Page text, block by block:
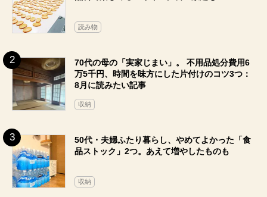
読み物
70代の母の「実家じまい」。 不用品処分費用6
万5千円、時間を味方にした片付けのコツ3つ：
8月に読みたい記事
収納
50代・夫婦ふたり暮らし、やめてよかった「食
品ストック」2つ。あえて増やしたものも
収納